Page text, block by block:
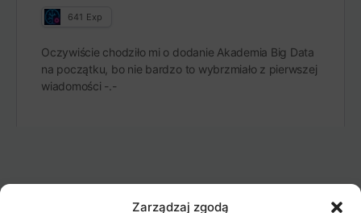
Zarządzaj zgodą
641 Exp
Oczywiście chodziło mi o dodanie Akademia Big Data
na początku, bo nie bardzo to wybrzmiało z pierwszej
wiadomości -.-